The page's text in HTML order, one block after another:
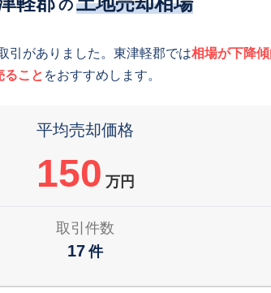
の
引がありました。東津軽郡では相場が下降傾
ること をおすすめします。
平均売却価格
150 万円
取引件数
17 件